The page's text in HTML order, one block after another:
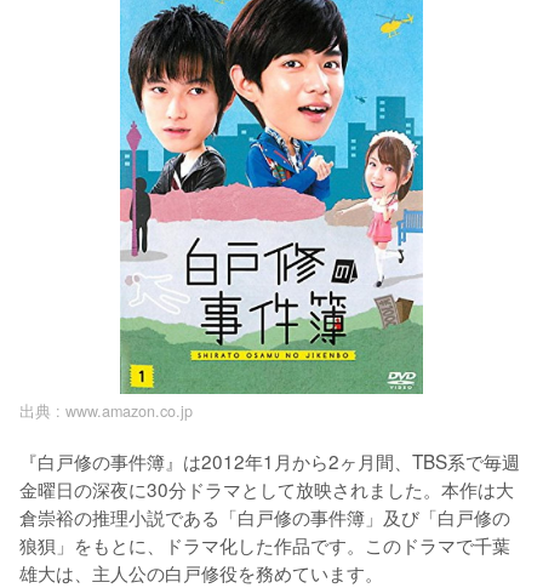
出典 : www.amazon.co.jp
『白戸修の事件簿』は2012年1月から2ヶ月間、TBS系で毎週
金曜日の深夜に30分ドラマとして放映されました。本作は大
倉崇裕の推理小説である「白戸修の事件簿」及び「白戸修の
狼狽」をもとに、ドラマ化した作品です。このドラマで千葉
雄大は、主人公の白戸修役を務めています。